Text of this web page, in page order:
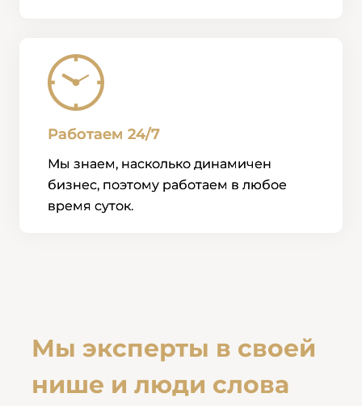
Работаем 24/7
Мы знаем, насколько динамичен
бизнес, поэтому работаем в любое
время суток.
Мы эксперты в своей
нише и люди слова